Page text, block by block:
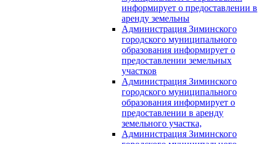
информирует о предоставлении в
аренду земельны
Администрация Зиминского
городского муниципального
образования информирует о
предоставлении земельных
участков
Администрация Зиминского
городского муниципального
образования информирует о
предоставлении в аренду
земельного участка,
Администрация Зиминского